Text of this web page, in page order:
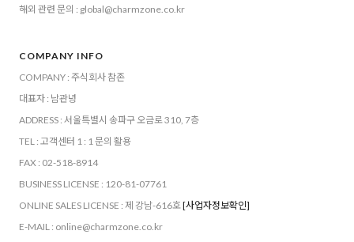
해외 관련 문의 : global@charmzone.co.kr
COMPANY INFO
COMPANY : 주식회사 참존
대표자 : 남관녕
ADDRESS : 서울특별시 송파구 오금로 310, 7층
TEL : 고객센터 1 : 1 문의 활용
FAX : 02-518-8914
BUSINESS LICENSE : 120-81-07761
ONLINE SALES LICENSE : 제 강남-616호[사업자정보확인]
E-MAIL : online@charmzone.co.kr